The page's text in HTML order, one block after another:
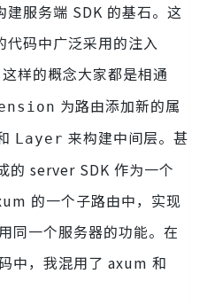
服务端 SDK 的基石。这
码中广泛采用的注入
这样的概念大家都是相通
为路由添加新的属
Layer 来构建中间层。甚
的 server SDK 作为一个
的一个子路由中，实现
同一个服务器的功能。在
中，我混用了 axum 和